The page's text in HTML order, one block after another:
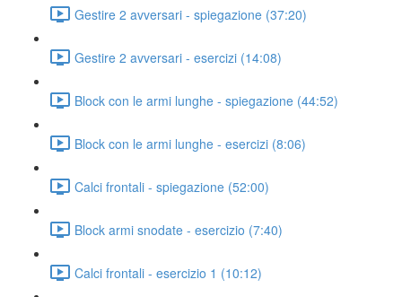
Gestire 2 avversari - spiegazione (37:20)
Gestire 2 avversari - esercizi (14:08)
Block con le armi lunghe - spiegazione (44:52)
Block con le armi lunghe - esercizi (8:06)
Calci frontali - spiegazione (52:00)
Block armi snodate - esercizio (7:40)
Calci frontali - esercizio 1 (10:12)